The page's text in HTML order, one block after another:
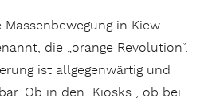
in Kiew
die „orange Revolution“.
ist allgegenwärtig und
Ob in den Kiosks , ob bei